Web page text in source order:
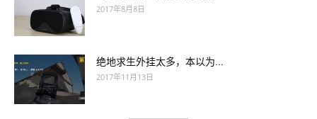
2017年8月8日
绝地求生外挂太多，本以为...
2017年11月13日